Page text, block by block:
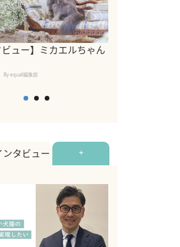
ビュー】ミカエルちゃん
By equall編集部
ンタビュー +